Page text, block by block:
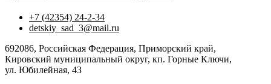
+7 (42354) 24-2-34
detskiy_sad_3@mail.ru
692086, Российская Федерация, Приморский край,
Кировский муниципальный округ, кп. Горные Ключи,
ул. Юбилейная, 43